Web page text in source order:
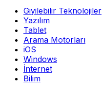
Giyilebilir Teknolojiler
Yazılım
Tablet
Arama Motorları
iOS
Windows
İnternet
Bilim